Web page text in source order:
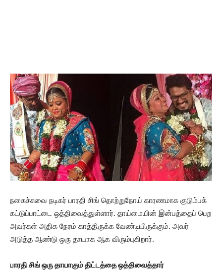
நகைச்சுவை நடிகர் பாரதி சிங் தொற்றுநோய் காரணமாக குடும்பக்
கட்டுப்பாட்டை ஒத்திவைத்துள்ளார். தாய்மையின் இன்பத்தைப் பெற
அவர்கள் அதிக நேரம் காத்திருக்க வேண்டியிருக்கும். அவர்
அடுத்த ஆண்டு ஒரு தாயாக ஆக விரும்புகிறார்.
பாரதி சிங் ஒரு தாயாகும் திட்டத்தை ஒத்திவைத்தார்